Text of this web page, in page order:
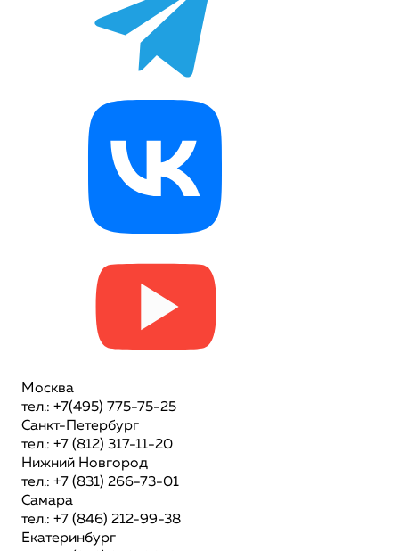
Москва
тел.: +7(495) 775-75-25
Санкт-Петербург
тел.: +7 (812) 317-11-20
Нижний Новгород
тел.: +7 (831) 266-73-01
Самара
тел.: +7 (846) 212-99-38
Екатеринбург